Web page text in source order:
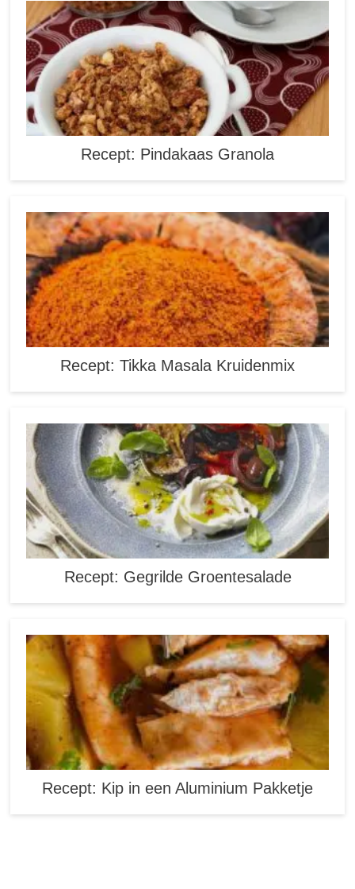
Recept: Pindakaas Granola
Recept: Tikka Masala Kruidenmix
Recept: Gegrilde Groentesalade
Recept: Kip in een Aluminium Pakketje